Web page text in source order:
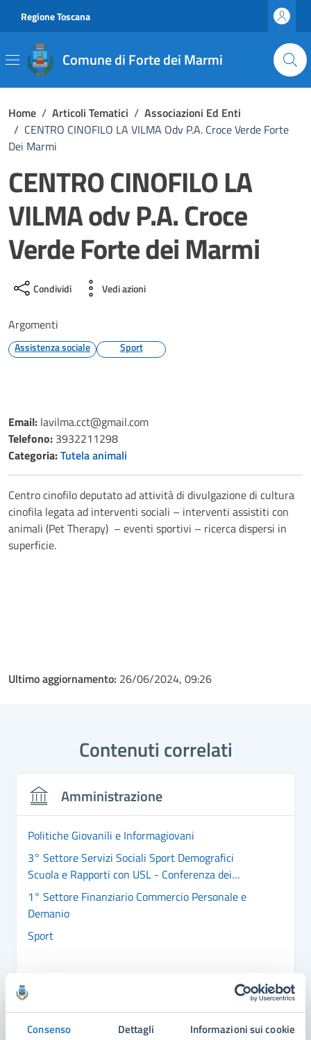
Consenso Dettagli Informazioni sui cookie
Regione Toscana
Comune di Forte dei Marmi
Home / Articoli Tematici / Associazioni Ed Enti
/ CENTRO CINOFILO LA VILMA Odv P.A. Croce Verde Forte
Dei Marmi
CENTRO CINOFILO LA
VILMA odv P.A. Croce
Verde Forte dei Marmi
Condividi Vedi azioni
Argomenti
Assistenza sociale Sport
Email: lavilma.cct@gmail.com
Telefono: 3932211298
Categoria:Tutela animali
Centro cinofilo deputato ad attività di divulgazione di cultura
cinofila legata ad interventi sociali – interventi assistiti con
animali (Pet Therapy) – eventi sportivi – ricerca dispersi in
superficie.
Ultimo aggiornamento: 26/06/2024, 09:26
Contenuti correlati
Amministrazione
Politiche Giovanili e Informagiovani
3° Settore Servizi Sociali Sport Demografici
Scuola e Rapporti con USL - Conferenza dei
Sindaci
1° Settore Finanziario Commercio Personale e
Demanio
Sport